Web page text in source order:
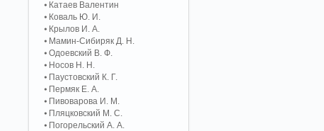
Катаев Валентин
Коваль Ю. И.
Крылов И. А.
Мамин-Сибиряк Д. Н.
Одоевский В. Ф.
Носов Н. Н.
Паустовский К. Г.
Пермяк Е. А.
Пивоварова И. М.
Пляцковский М. С.
Погорельский А. A.